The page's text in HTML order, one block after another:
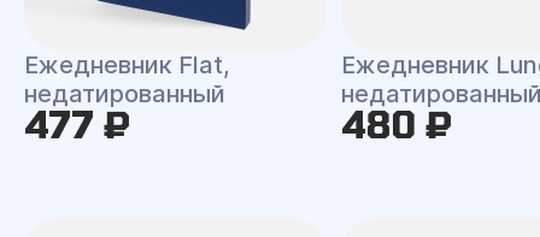
Ежедневник Flat,
недатированный
477 ₽
Ежедневник
480 ₽